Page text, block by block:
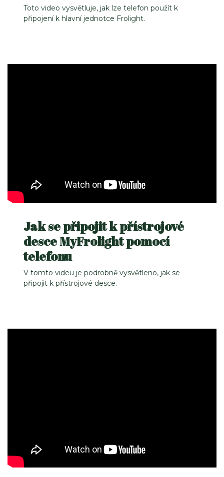
Toto video vysvětluje, jak lze telefon použít k
připojení k hlavní jednotce Frolight.
Jak se připojit k přístrojové
desce MyFrolight pomocí
telefonu
V tomto videu je podrobně vysvětleno, jak se
připojit k přístrojové desce.